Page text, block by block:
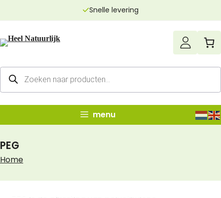
inhoud
Snelle levering
Producten
zoeken
menu
PEG
Home